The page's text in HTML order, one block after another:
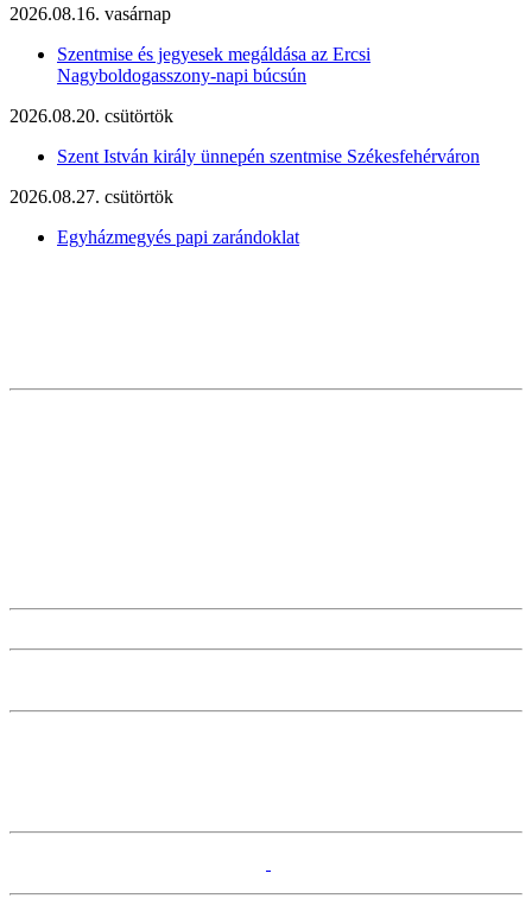
2026.08.16. vasárnap
Szentmise és jegyesek megáldása az Ercsi
Nagyboldogasszony-napi búcsún
2026.08.20. csütörtök
Szent István király ünnepén szentmise Székesfehérváron
2026.08.27. csütörtök
Egyházmegyés papi zarándoklat